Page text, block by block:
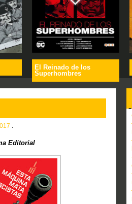
El Reinado de los
Superhombres
Editorial